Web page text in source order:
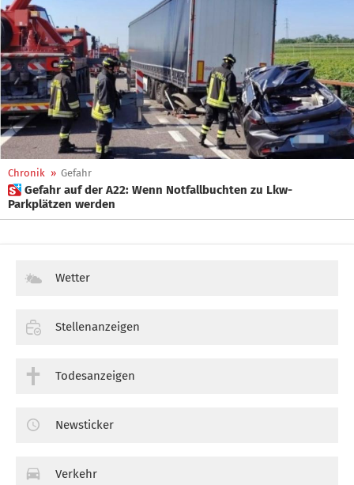
Chronik » Gefahr
 Gefahr auf der A22: Wenn Notfallbuchten zu Lkw-
Parkplätzen werden
Wetter
Stellenanzeigen
Todesanzeigen
Newsticker
Verkehr